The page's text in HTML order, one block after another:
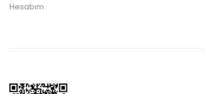
Hesabım